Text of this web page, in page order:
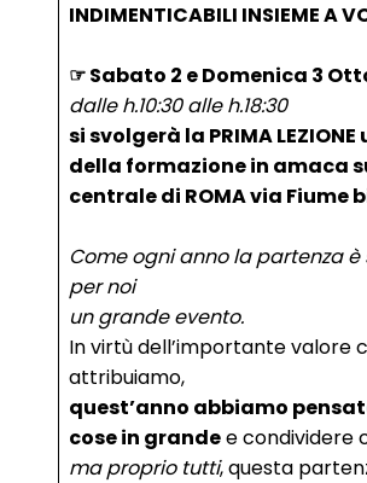
INDIMENTICABILI INSIEME A
☞ Sabato 2 e Domenica 3
dalle h.10:30 alle h.18:30
si svolgerà la PRIMA
della formazione in amaca
centrale di ROMA via Fiume
Come ogni anno la partenza è
per noi
un grande evento.
In virtù dell’importante valore
attribuiamo,
quest’anno abbiamo
cose in grandee condividere
ma proprio tutti, questa